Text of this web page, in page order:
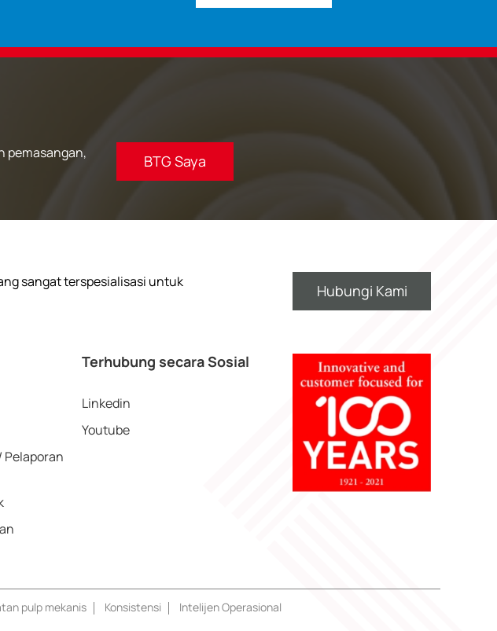
pemasangan,
BTG Saya
sangat terspesialisasi untuk
Hubungi Kami
Pelaporan
Terhubung secara Sosial
Linkedin
Youtube
pulp mekanis Konsistensi
Intelijen Operasional